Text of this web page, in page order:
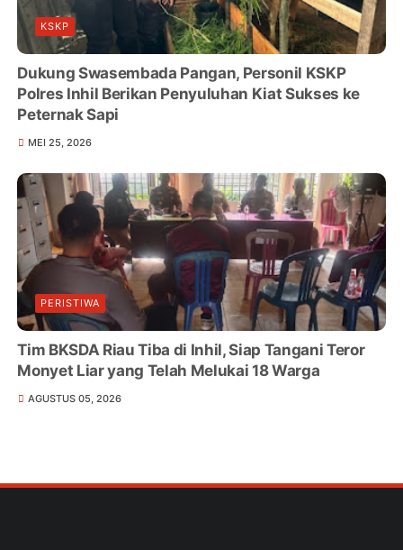
KSKP
Dukung Swasembada Pangan, Personil KSKP
Polres Inhil Berikan Penyuluhan Kiat Sukses ke
Peternak Sapi
MEI 25, 2026
PERISTIWA
Tim BKSDA Riau Tiba di Inhil, Siap Tangani Teror
Monyet Liar yang Telah Melukai 18 Warga
AGUSTUS 05, 2026